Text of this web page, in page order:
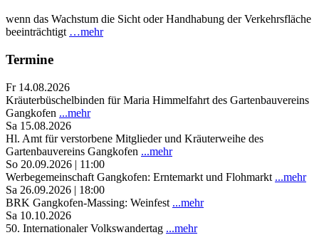
wenn das Wachstum die Sicht oder Handhabung der Verkehrsfläche
beeinträchtigt …mehr
Termine
Fr 14.08.2026
Kräuterbüschelbinden für Maria Himmelfahrt des Gartenbauvereins
Gangkofen ...mehr
Sa 15.08.2026
Hl. Amt für verstorbene Mitglieder und Kräuterweihe des
Gartenbauvereins Gangkofen ...mehr
So 20.09.2026 | 11:00
Werbegemeinschaft Gangkofen: Erntemarkt und Flohmarkt ...mehr
Sa 26.09.2026 | 18:00
BRK Gangkofen-Massing: Weinfest ...mehr
Sa 10.10.2026
50. Internationaler Volkswandertag ...mehr